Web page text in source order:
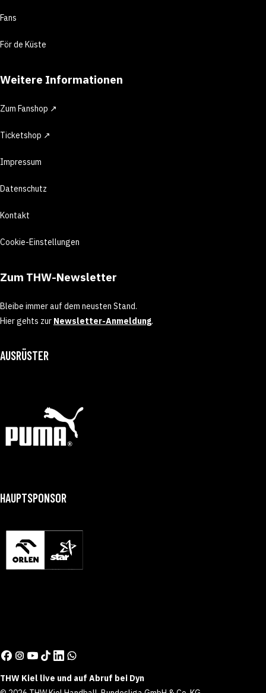
Fans
För de Küste
Weitere Informationen
Zum Fanshop ↗
Ticketshop ↗
Impressum
Datenschutz
Kontakt
Cookie-Einstellungen
Zum THW-Newsletter
Bleibe immer auf dem neusten Stand.
Hier gehts zur Newsletter-Anmeldung.
AUSRÜSTER
HAUPTSPONSOR
THW Kiel live und auf Abruf bei Dyn